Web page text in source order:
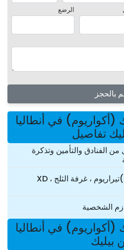
الرضع
بالحجز
في أنطاليا
تفاصيل
الفنادق والتأمين وتذكرة
( terrarium )تيراريوم ، غرفة الثلج ، XD
الشخصية
في أنطاليا
بيليك